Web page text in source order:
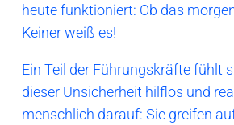
heute funktioniert: Ob das
Keiner weiß es!
Ein Teil der Führungskräfte fühlt
dieser Unsicherheit hilflos und
menschlich darauf: Sie greifen